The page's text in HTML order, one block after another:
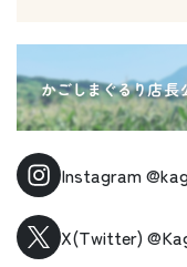
Instagram
X(Twitter)